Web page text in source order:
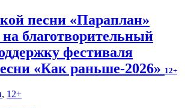
песни «Параплан»
благотворительный
фестиваля
«Как раньше-2026» 12+
, 12+